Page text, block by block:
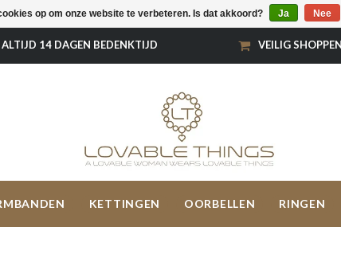
ALTIJD 14 DAGEN BEDENKTIJD VEILIG
KETTINGEN OORBELLEN RINGEN
op om onze website te verbeteren. Is dat akkoord? Ja Nee